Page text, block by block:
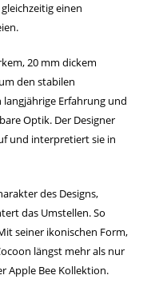
einen
20 mm dickem
den stabilen
Erfahrung und
Optik. Der Designer
und interpretiert sie in
des Designs,
das Umstellen. So
seiner ikonischen Form,
längst mehr als nur
Apple Bee Kollektion.